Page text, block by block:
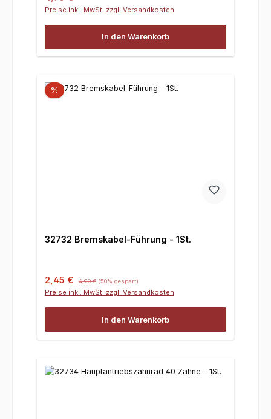
Preise inkl. MwSt. zzgl. Versandkosten
In den Warenkorb
%
32732 Bremskabel-Führung - 1St.
Verkaufspreis:
2,45 € Regulärer Preis:
4,90 € (50% gespart)
Preise inkl. MwSt. zzgl. Versandkosten
In den Warenkorb